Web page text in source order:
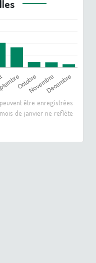
être enregistrées
de janvier ne reflète